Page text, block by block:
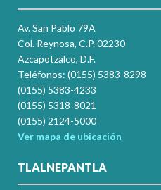
Av. San Pablo 79A
Col. Reynosa, C.P. 02230
Azcapotzalco, D.F.
Teléfonos: (0155) 5383-8298
(0155) 5383-4233
(0155) 5318-8021
(0155) 2124-5000
Ver mapa de ubicación
TLALNEPANTLA